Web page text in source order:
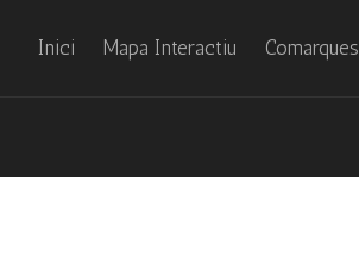
Inici Mapa Interactiu Comarques